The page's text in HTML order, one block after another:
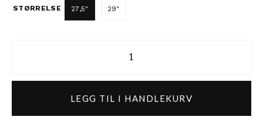
STØRRELSE 27,5" 29"
Hope Fortus Pro5 27,5/29
LEGG TIL I HANDLEKURV